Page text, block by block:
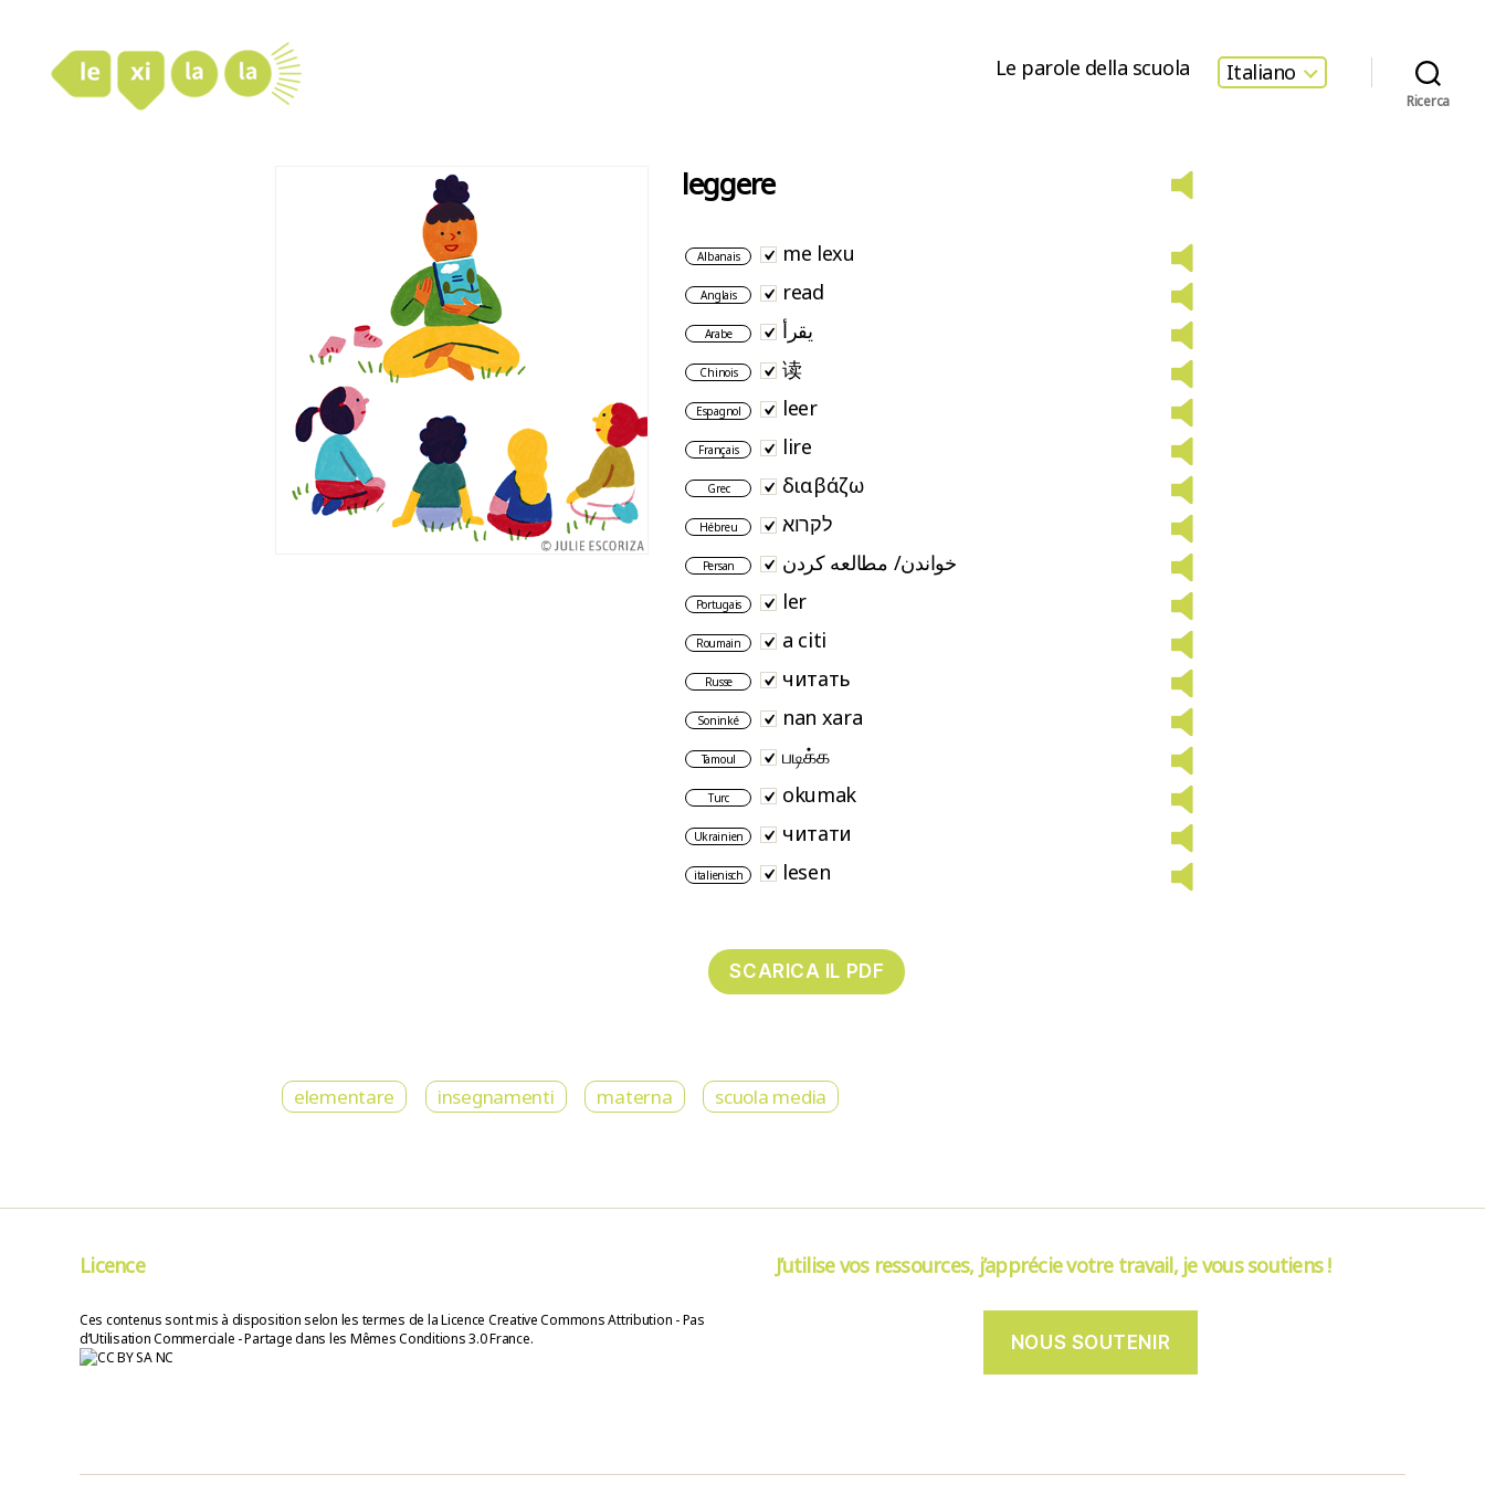
Le parole della scuola Italiano
Ricerca
leggere
Albanais me lexu
Anglais read
Arabe يقرأ
Chinois 读
Espagnol leer
Français lire
Grec διαβάζω
Hébreu לקרוא
Persan خواندن/ مطالعه کردن
Portugais ler
Roumain a citi
Russe читать
Soninké nan xara
Tamoul படிக்க
Turc okumak
Ukrainien читати
italienisch lesen
elementare insegnamenti materna scuola media
Licence
Ces contenus sont mis à disposition selon les termes de la Licence Creative Commons Attribution - Pas
d’Utilisation Commerciale - Partage dans les Mêmes Conditions 3.0 France.
J’utilise vos ressources, j’apprécie votre travail, je vous soutiens !
NOUS SOUTENIR